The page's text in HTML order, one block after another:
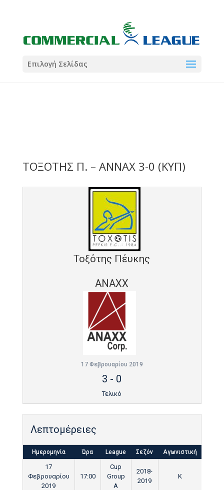
Coral
Σωματείο ΣΟΛ
Coral
5
Επιλογή Σελίδας
ΤΟΞΟΤΗΣ Π. – ΑΝΝΑΧ 3-0 (ΚΥΠ)
Τοξότης Πέυκης
ANAXX
17 Φεβρουαρίου 2019
3 - 0
Τελικό
Λεπτομέρειες
Ημερομηνία Ώρα League Σεζόν Αγωνιστική
17
Φεβρουαρίου
2019
17:00
Cup
Group
A
2018-
2019
Κ